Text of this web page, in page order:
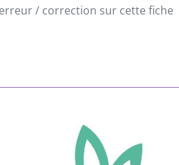
/ correction sur cette fiche